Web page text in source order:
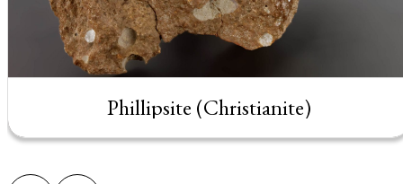
Phillipsite (Christianite)